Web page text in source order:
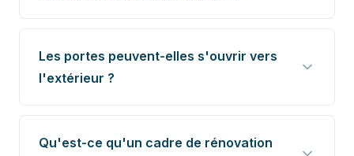
Les portes peuvent-elles s'ouvrir vers
l'extérieur ?
Qu'est-ce qu'un cadre de rénovation